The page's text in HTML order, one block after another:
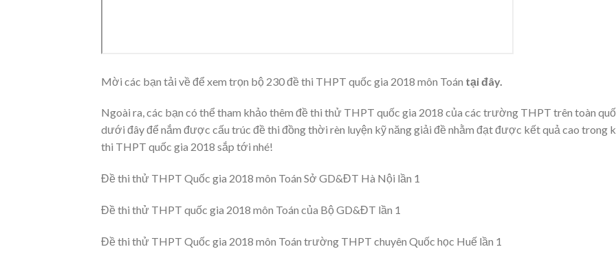
Mời các bạn tải về để xem trọn bộ 230 đề thi THPT quốc gia 2018 môn Toán tại đây.
Ngoài ra, các bạn có thể tham khảo thêm đề thi thử THPT quốc gia 2018 của các trường THPT trên toàn
dưới đây để nắm được cấu trúc đề thi đồng thời rèn luyện kỹ năng giải đề nhằm đạt được kết quả cao trong
thi THPT quốc gia 2018 sắp tới nhé!
Đề thi thử THPT Quốc gia 2018 môn Toán Sở GD&ĐT Hà Nội lần 1
Đề thi thử THPT quốc gia 2018 môn Toán của Bộ GD&ĐT lần 1
Đề thi thử THPT Quốc gia 2018 môn Toán trường THPT chuyên Quốc học Huế lần 1